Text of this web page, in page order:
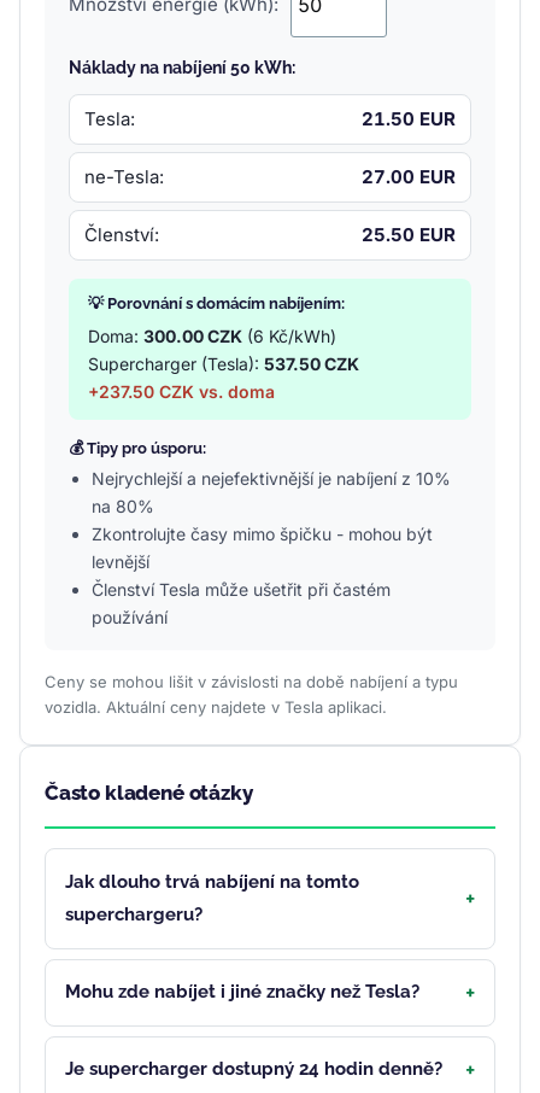
Náklady na nabíjení 50 kWh:
Tesla: 21.50 EUR
ne-Tesla: 27.00 EUR
Členství: 25.50 EUR
💡 Porovnání s domácím nabíjením:
Doma: 300.00 CZK (6 Kč/kWh)
Supercharger (Tesla): 537.50 CZK
+237.50 CZK vs. doma
💰 Tipy pro úsporu:
Nejrychlejší a nejefektivnější je nabíjení z 10%
na 80%
Zkontrolujte časy mimo špičku - mohou být
levnější
Členství Tesla může ušetřit při častém
používání
Ceny se mohou lišit v závislosti na době nabíjení a typu
vozidla. Aktuální ceny najdete v Tesla aplikaci.
Často kladené otázky
Jak dlouho trvá nabíjení na tomto
superchargeru?
Mohu zde nabíjet i jiné značky než Tesla?
Je supercharger dostupný 24 hodin denně?